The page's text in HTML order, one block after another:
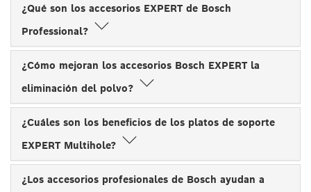
¿Qué son los accesorios EXPERT de Bosch
Professional?
¿Cómo mejoran los accesorios Bosch EXPERT la
eliminación del polvo?
¿Cuáles son los beneficios de los platos de soporte
EXPERT Multihole?
¿Los accesorios profesionales de Bosch ayudan a